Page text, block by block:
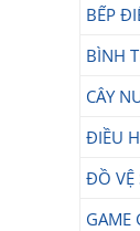
BẾP
BÌNH
CÂY
ĐIỀU
ĐỒ VỆ
GAME